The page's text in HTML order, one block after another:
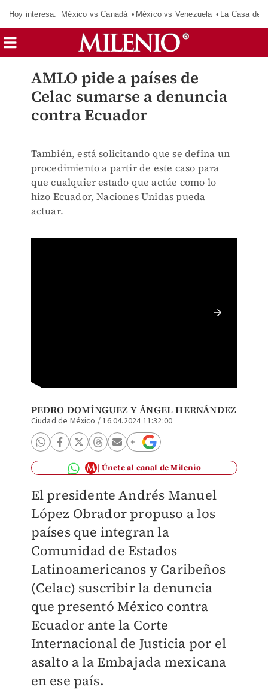
Hoy interesa: México vs Canadá México vs Venezuela La Casa de
AMLO pide a países de
Celac sumarse a denuncia
contra Ecuador
También, está solicitando que se defina un
procedimiento a partir de este caso para
que cualquier estado que actúe como lo
hizo Ecuador, Naciones Unidas pueda
actuar.
PEDRO DOMÍNGUEZ YÁNGEL HERNÁNDEZ
Ciudad de México /16.04.2024 11:32:00
Únete al canal de Milenio
El presidente Andrés Manuel
López Obrador propuso a los
países que integran la
Comunidad de Estados
Latinoamericanos y Caribeños
(Celac) suscribir la denuncia
que presentó México contra
Ecuador ante la Corte
Internacional de Justicia por el
asalto a la Embajada mexicana
en ese país.